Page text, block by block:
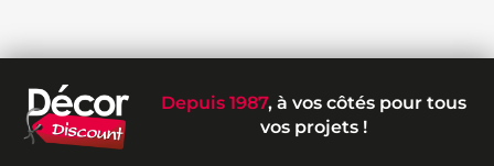
Depuis 1987, à vos côtés pour tous
vos projets !